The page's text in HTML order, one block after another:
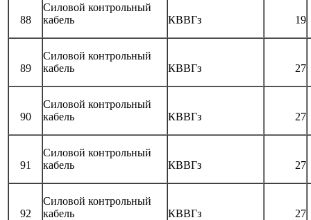
88
Силовой контрольный
кабель
КВВГз 19
89
Силовой контрольный
кабель
КВВГз 27
90
Силовой контрольный
кабель
КВВГз 27
91
Силовой контрольный
кабель
КВВГз 27
92
Силовой контрольный
кабель
КВВГз 27